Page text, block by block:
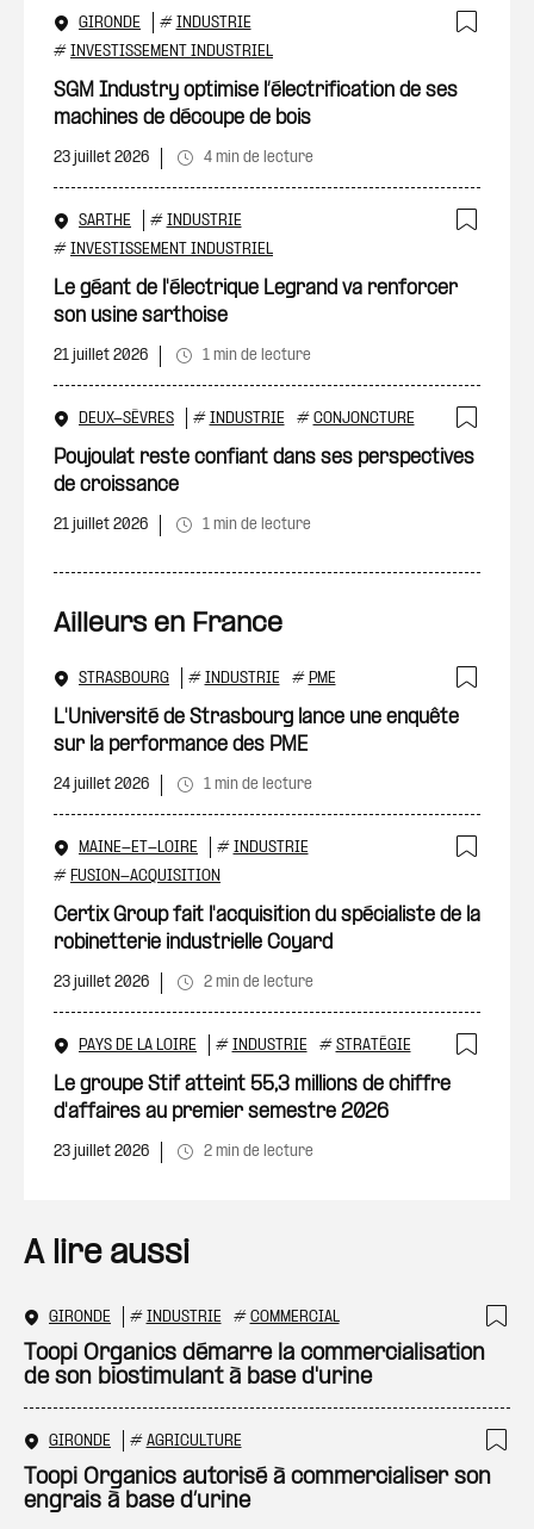
GIRONDE # INDUSTRIE
# INVESTISSEMENT INDUSTRIEL
SGM Industry optimise l’électrification de ses
machines de découpe de bois
23 juillet 2026 4 min de lecture
SARTHE # INDUSTRIE
# INVESTISSEMENT INDUSTRIEL
Le géant de l'électrique Legrand va renforcer
son usine sarthoise
21 juillet 2026 1 min de lecture
DEUX-SÈVRES # INDUSTRIE # CONJONCTURE
Poujoulat reste confiant dans ses perspectives
de croissance
21 juillet 2026 1 min de lecture
Ailleurs en France
STRASBOURG # INDUSTRIE # PME
L'Université de Strasbourg lance une enquête
sur la performance des PME
24 juillet 2026 1 min de lecture
MAINE-ET-LOIRE # INDUSTRIE
# FUSION-ACQUISITION
Certix Group fait l'acquisition du spécialiste de la
robinetterie industrielle Coyard
23 juillet 2026 2 min de lecture
PAYS DE LA LOIRE # INDUSTRIE # STRATÉGIE
Le groupe Stif atteint 55,3 millions de chiffre
d'affaires au premier semestre 2026
23 juillet 2026 2 min de lecture
A lire aussi
GIRONDE # INDUSTRIE # COMMERCIAL
Toopi Organics démarre la commercialisation
de son biostimulant à base d'urine
GIRONDE # AGRICULTURE
Toopi Organics autorisé à commercialiser son
engrais à base d’urine